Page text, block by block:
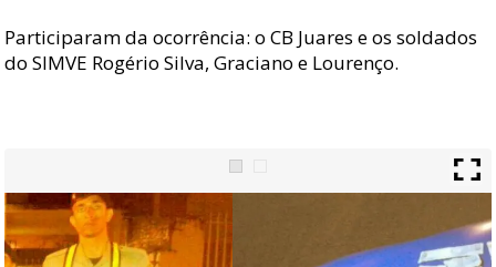
Participaram da ocorrência: o CB Juares e os soldados
do SIMVE Rogério Silva, Graciano e Lourenço.